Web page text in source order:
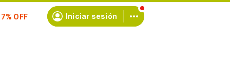
Iniciar sesión